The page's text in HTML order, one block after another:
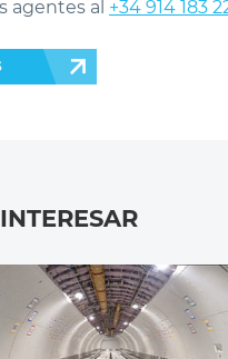
agentes al +34 914 183